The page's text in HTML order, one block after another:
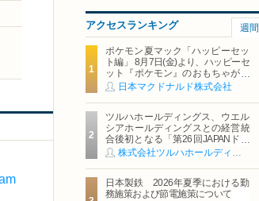
アクセスランキング 週間
ポケモン夏マック「ハッピーセッ
ト編」 8月7日(金)より、ハッピーセ
ット『ポケモン』のおもちゃが期
間限定登場
日本マクドナルド株式会社
ツルハホールディングス、ウエル
シアホールディングスとの経営統
合後初となる「第26回JAPANドラ
ッグストアショー」に出展
株式会社ツルハホールディングス
日本製鉄 2026年夏季における勤
務施策および節電施策について